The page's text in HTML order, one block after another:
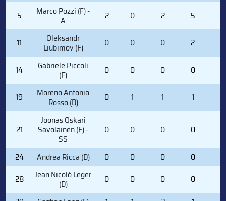
5 Marco Pozzi (F) -
A 2 0 2 5
11 Oleksandr
Liubimov (F) 0 0 0 2
14 Gabriele Piccoli
(F) 0 0 0 0
19 Moreno Antonio
Rosso (D) 0 1 1 1
21
Joonas Oskari
Savolainen (F) -
SS
0 0 0 0
24 Andrea Ricca (D) 0 0 0 0
28
Jean Nicolò Leger
(D) 0 0 0 0